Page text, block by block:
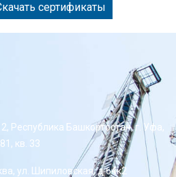
сертификаты
Республика Башкортостан, г. Уфа,
кв. 33
ул. Шипиловская, д 64к2